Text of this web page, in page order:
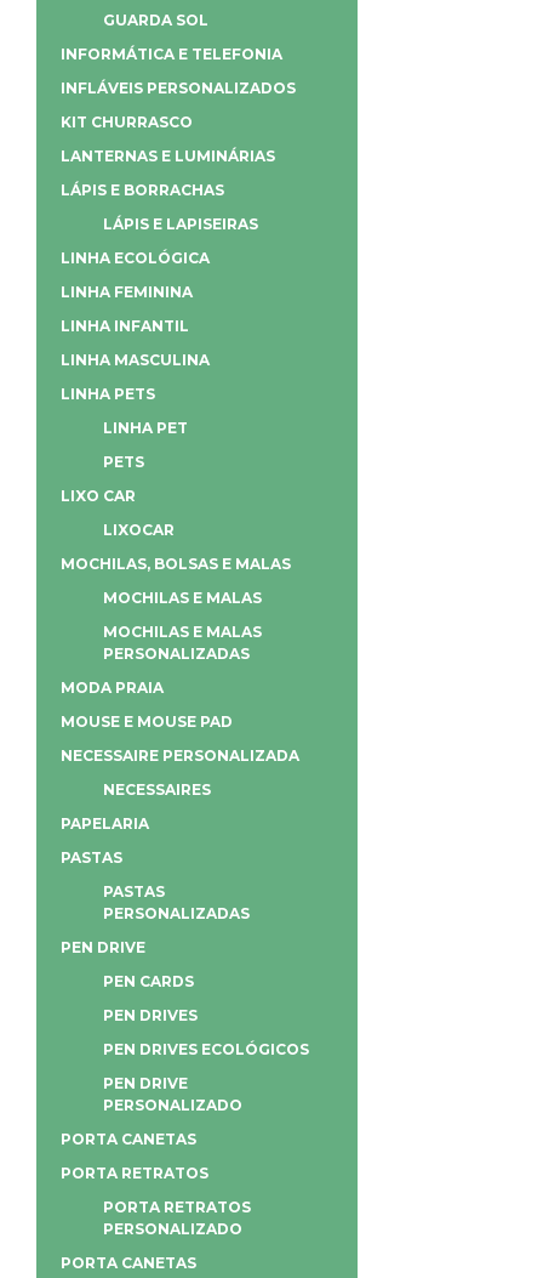
GUARDA SOL
INFORMÁTICA E TELEFONIA
INFLÁVEIS PERSONALIZADOS
KIT CHURRASCO
LANTERNAS E LUMINÁRIAS
LÁPIS E BORRACHAS
LÁPIS E LAPISEIRAS
LINHA ECOLÓGICA
LINHA FEMININA
LINHA INFANTIL
LINHA MASCULINA
LINHA PETS
LINHA PET
PETS
LIXO CAR
LIXOCAR
MOCHILAS, BOLSAS E MALAS
MOCHILAS E MALAS
MOCHILAS E MALAS
PERSONALIZADAS
MODA PRAIA
MOUSE E MOUSE PAD
NECESSAIRE PERSONALIZADA
NECESSAIRES
PAPELARIA
PASTAS
PASTAS
PERSONALIZADAS
PEN DRIVE
PEN CARDS
PEN DRIVES
PEN DRIVES ECOLÓGICOS
PEN DRIVE
PERSONALIZADO
PORTA CANETAS
PORTA RETRATOS
PORTA RETRATOS
PERSONALIZADO
PORTA CANETAS